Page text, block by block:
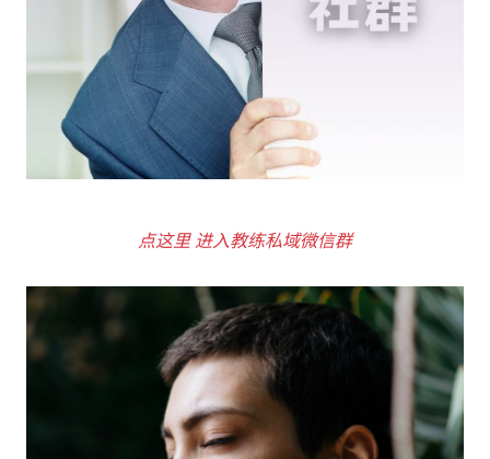
点这里 进入教练私域微信群